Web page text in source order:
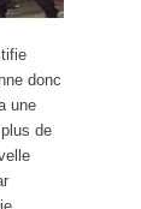
donc
une
de